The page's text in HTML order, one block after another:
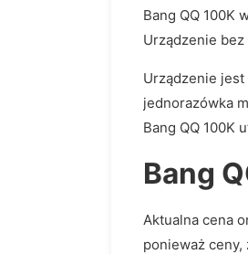
Bang QQ 100K
Urządzenie bez
Urządzenie
jednorazówka
Bang QQ 100K
Bang
Aktualna cena
ponieważ